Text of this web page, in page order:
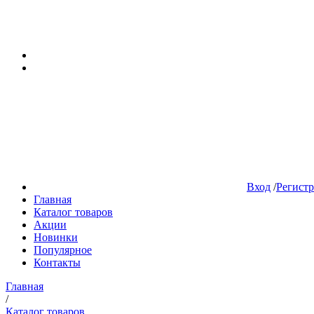
Вход /
Главная
Каталог товаров
Акции
Новинки
Популярное
Контакты
Главная
/
Каталог товаров